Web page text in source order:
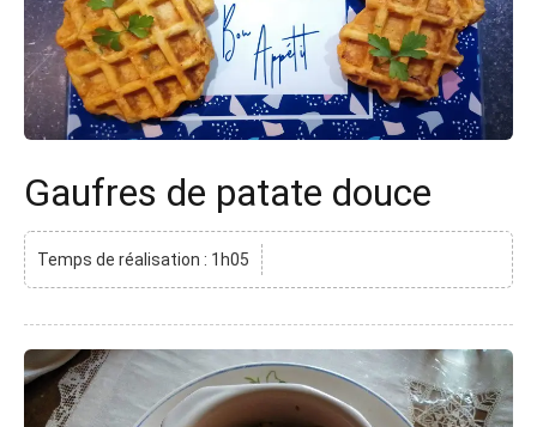
Gaufres de patate douce
Temps de réalisation : 1h05